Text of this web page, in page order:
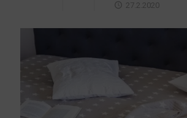
27.2.2020